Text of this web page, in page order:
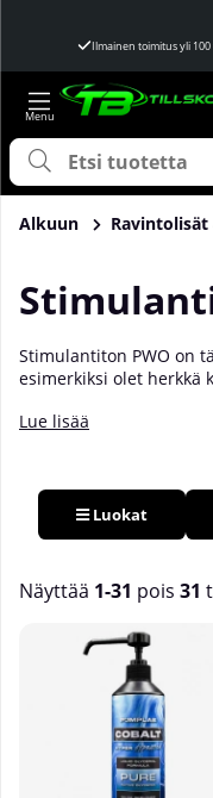
Ilmainen toimitus yli 100
Alkuun
Stimulantiton PWO on
esimerkiksi olet herkkä
parantaa suoritustasi
piristävään
pumpan, voiman ja
Tillskottsbolagetissa
Lue lisää
Luokat
Näyttää 1-31 pois 31
Tuotteet